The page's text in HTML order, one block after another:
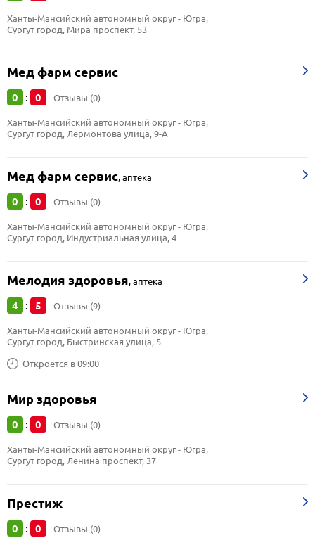
Ханты-Мансийский автономный округ - Югра,
Сургут город, Мира проспект, 53
Мед фарм сервис
0 : 0 Отзывы (0)
Ханты-Мансийский автономный округ - Югра,
Сургут город, Лермонтова улица, 9-А
Мед фарм сервис,аптека
0 : 0 Отзывы (0)
Ханты-Мансийский автономный округ - Югра,
Сургут город, Индустриальная улица, 4
Мелодия здоровья,аптека
4 : 5 Отзывы (9)
Откроется в 09:00
Ханты-Мансийский автономный округ - Югра,
Сургут город, Быстринская улица, 5
Мир здоровья
0 : 0 Отзывы (0)
Ханты-Мансийский автономный округ - Югра,
Сургут город, Ленина проспект, 37
Престиж
0 : 0 Отзывы (0)